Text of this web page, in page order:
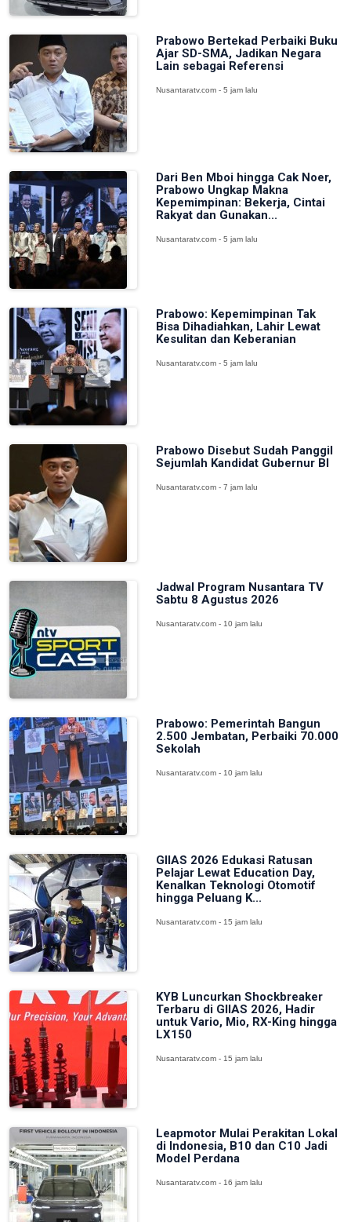
Prabowo Bertekad Perbaiki Buku
Ajar SD-SMA, Jadikan Negara
Lain sebagai Referensi
Nusantaratv.com - 5 jam lalu
Dari Ben Mboi hingga Cak Noer,
Prabowo Ungkap Makna
Kepemimpinan: Bekerja, Cintai
Rakyat dan Gunakan...
Nusantaratv.com - 5 jam lalu
Prabowo: Kepemimpinan Tak
Bisa Dihadiahkan, Lahir Lewat
Kesulitan dan Keberanian
Nusantaratv.com - 5 jam lalu
Prabowo Disebut Sudah Panggil
Sejumlah Kandidat Gubernur BI
Nusantaratv.com - 7 jam lalu
Jadwal Program Nusantara TV
Sabtu 8 Agustus 2026
Nusantaratv.com - 10 jam lalu
Prabowo: Pemerintah Bangun
2.500 Jembatan, Perbaiki 70.000
Sekolah
Nusantaratv.com - 10 jam lalu
GIIAS 2026 Edukasi Ratusan
Pelajar Lewat Education Day,
Kenalkan Teknologi Otomotif
hingga Peluang K...
Nusantaratv.com - 15 jam lalu
KYB Luncurkan Shockbreaker
Terbaru di GIIAS 2026, Hadir
untuk Vario, Mio, RX-King hingga
LX150
Nusantaratv.com - 15 jam lalu
Leapmotor Mulai Perakitan Lokal
di Indonesia, B10 dan C10 Jadi
Model Perdana
Nusantaratv.com - 16 jam lalu